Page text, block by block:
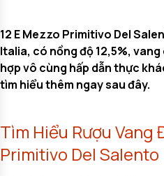
12 E Mezzo Primitivo Del
Italia, có nồng độ 12,5%,
hợp vô cùng hấp dẫn thực
tìm hiểu thêm ngay sau đây.
Tìm Hiểu Rượu Vang
Primitivo Del Salento